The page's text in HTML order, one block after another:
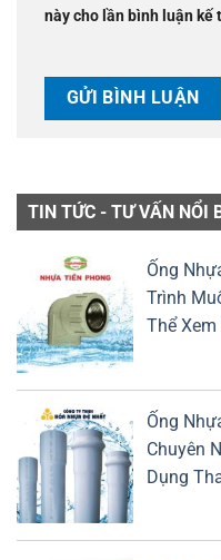
này cho lần bình luận kế
TIN TỨC - TƯ VẤN NỔI
Ống
Trình
Thể
Ống
Chuyên
Dụng